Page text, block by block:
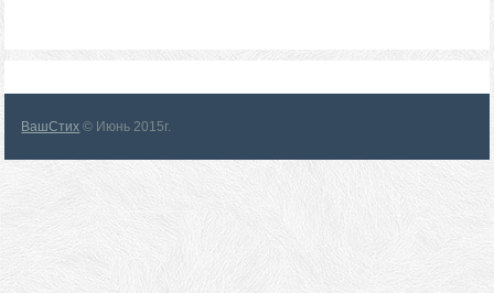
ВашСтих © Июнь 2015г.